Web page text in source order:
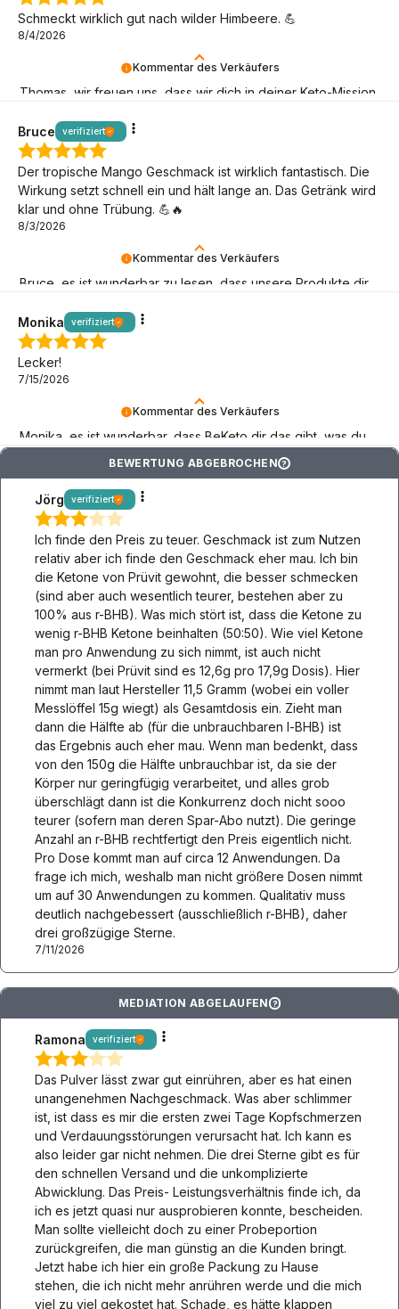
Kommentar des Verkäufers
Thomas, wir freuen uns, dass wir dich in deiner Keto-Mission
Schmeckt wirklich gut nach wilder Himbeere. 💪
8/4/2026
Kommentar des Verkäufers
Bruce, es ist wunderbar zu lesen, dass unsere Produkte dir
Bruce verifiziert
Der tropische Mango Geschmack ist wirklich fantastisch. Die
Wirkung setzt schnell ein und hält lange an. Das Getränk wird
klar und ohne Trübung. 💪🔥
8/3/2026
Kommentar des Verkäufers
Monika, es ist wunderbar, dass BeKeto dir das gibt, was du
Monika verifiziert
Lecker!
7/15/2026
BEWERTUNG ABGEBROCHEN ?
Jörg verifiziert
Ich finde den Preis zu teuer. Geschmack ist zum Nutzen
relativ aber ich finde den Geschmack eher mau. Ich bin
die Ketone von Prüvit gewohnt, die besser schmecken
(sind aber auch wesentlich teurer, bestehen aber zu
100% aus r-BHB). Was mich stört ist, dass die Ketone zu
wenig r-BHB Ketone beinhalten (50:50). Wie viel Ketone
man pro Anwendung zu sich nimmt, ist auch nicht
vermerkt (bei Prüvit sind es 12,6g pro 17,9g Dosis). Hier
nimmt man laut Hersteller 11,5 Gramm (wobei ein voller
Messlöffel 15g wiegt) als Gesamtdosis ein. Zieht man
dann die Hälfte ab (für die unbrauchbaren l-BHB) ist
das Ergebnis auch eher mau. Wenn man bedenkt, dass
von den 150g die Hälfte unbrauchbar ist, da sie der
Körper nur geringfügig verarbeitet, und alles grob
überschlägt dann ist die Konkurrenz doch nicht sooo
teurer (sofern man deren Spar-Abo nutzt). Die geringe
Anzahl an r-BHB rechtfertigt den Preis eigentlich nicht.
Pro Dose kommt man auf circa 12 Anwendungen. Da
frage ich mich, weshalb man nicht größere Dosen nimmt
um auf 30 Anwendungen zu kommen. Qualitativ muss
deutlich nachgebessert (ausschließlich r-BHB), daher
drei großzügige Sterne.
7/11/2026
MEDIATION ABGELAUFEN ?
Ramona verifiziert
Das Pulver lässt zwar gut einrühren, aber es hat einen
unangenehmen Nachgeschmack. Was aber schlimmer
ist, ist dass es mir die ersten zwei Tage Kopfschmerzen
und Verdauungsstörungen verursacht hat. Ich kann es
also leider gar nicht nehmen. Die drei Sterne gibt es für
den schnellen Versand und die unkomplizierte
Abwicklung. Das Preis- Leistungsverhältnis finde ich, da
ich es jetzt quasi nur ausprobieren konnte, bescheiden.
Man sollte vielleicht doch zu einer Probeportion
zurückgreifen, die man günstig an die Kunden bringt.
Jetzt habe ich hier ein große Packung zu Hause
stehen, die ich nicht mehr anrühren werde und die mich
viel zu viel gekostet hat. Schade, es hätte klappen